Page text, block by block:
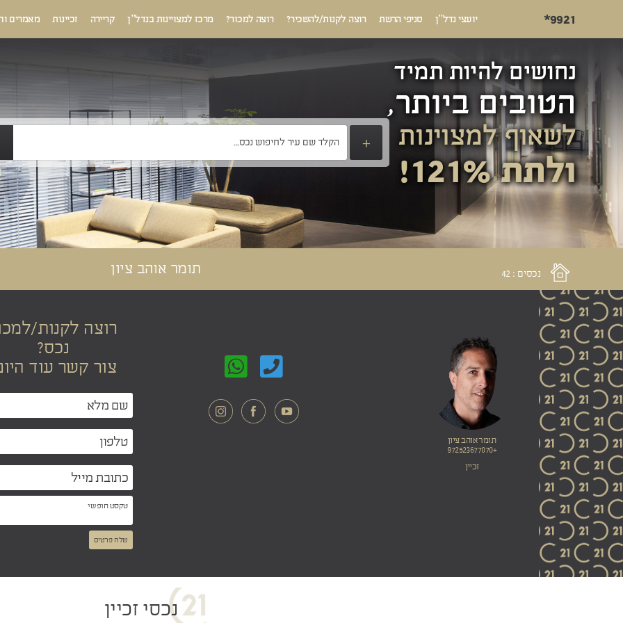
*9921 יועצי נדל”ן סניפי הרשת רוצה לקנות/להשכיר? רוצה למכור? מרכז למצויינות בנדל”ן קריירה זכיינות מאמרים
נחושים להיות תמיד
הטובים ביותר,
לשאוף למצוינות
ולתת 121%!
+
נכסים : 42 תומר אוהב ציון
תומר אוהב ציון
+972523677070
זכיין
רוצה לקנות/
נכס?
צור קשר עוד
שלח פרטים
נכסי זכיין